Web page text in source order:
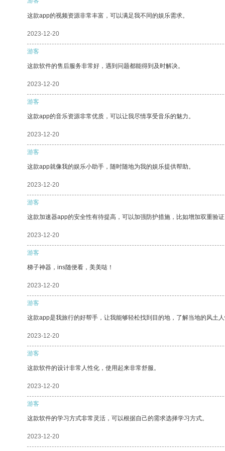
这款app的视频资源非常丰富，可以满足我不同的娱乐需求。
2023-12-20
游客
这款软件的售后服务非常好，遇到问题都能得到及时解决。
2023-12-20
游客
这款app的音乐资源非常优质，可以让我尽情享受音乐的魅力。
2023-12-20
游客
这款app就像我的娱乐小助手，随时随地为我的娱乐提供帮助。
2023-12-20
游客
这款加速器app的安全性有待提高，可以加强防护措施，比如增加双重验
2023-12-20
游客
梯子神器，ins随便看，美美哒！
2023-12-20
游客
这款app是我旅行的好帮手，让我能够轻松找到目的地，了解当地的风土
2023-12-20
游客
这款软件的设计非常人性化，使用起来非常舒服。
2023-12-20
游客
这款软件的学习方式非常灵活，可以根据自己的需求选择学习方式。
2023-12-20